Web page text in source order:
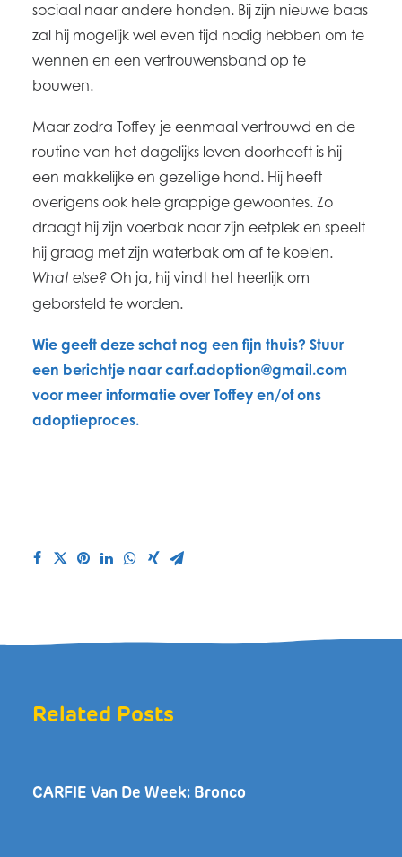
sociaal naar andere honden. Bij zijn nieuwe baas
zal hij mogelijk wel even tijd nodig hebben om te
wennen en een vertrouwensband op te
bouwen.
Maar zodra Toffey je eenmaal vertrouwd en de
routine van het dagelijks leven doorheeft is hij
een makkelijke en gezellige hond. Hij heeft
overigens ook hele grappige gewoontes. Zo
draagt hij zijn voerbak naar zijn eetplek en speelt
hij graag met zijn waterbak om af te koelen.
What else? Oh ja, hij vindt het heerlijk om
geborsteld te worden.
Wie geeft deze schat nog een fijn thuis? Stuur
een berichtje naar carf.adoption@gmail.com
voor meer informatie over Toffey en/of ons
adoptieproces.
Related Posts
CARFIE Van De Week: Bronco